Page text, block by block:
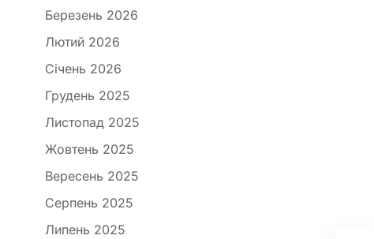
Березень 2026
Лютий 2026
Січень 2026
Грудень 2025
Листопад 2025
Жовтень 2025
Вересень 2025
Серпень 2025
Липень 2025